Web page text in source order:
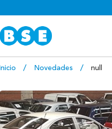
Inicio Novedades null